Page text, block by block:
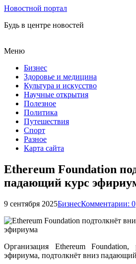
Новостной портал
Будь в центре новостей
Меню
Бизнес
Здоровье и медицина
Культура и искусство
Научные открытия
Полезное
Политика
Путешествия
Спорт
Разное
Карта сайта
Ethereum Foundation
падающий курс
9 сентября 2025БизнесКомментарии: 0
Организация Ethereum Foundation,
эфириума, подтолкнёт вниз